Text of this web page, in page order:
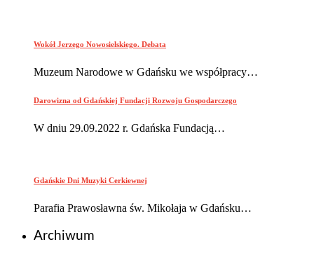
Wokół Jerzego Nowosielskiego. Debata
Muzeum Narodowe w Gdańsku we współpracy…
Darowizna od Gdańskiej Fundacji Rozwoju Gospodarczego
W dniu 29.09.2022 r. Gdańska Fundacją…
Gdańskie Dni Muzyki Cerkiewnej
Parafia Prawosławna św. Mikołaja w Gdańsku…
Archiwum